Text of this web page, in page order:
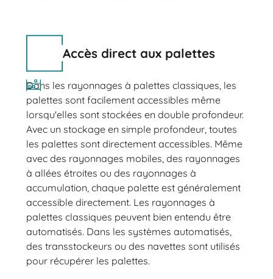
Accès direct aux palettes
Dans les rayonnages à palettes classiques, les
palettes sont facilement accessibles même
lorsqu'elles sont stockées en double profondeur.
Avec un stockage en simple profondeur, toutes
les palettes sont directement accessibles. Même
avec des rayonnages mobiles, des rayonnages
à allées étroites ou des rayonnages à
accumulation, chaque palette est généralement
accessible directement. Les rayonnages à
palettes classiques peuvent bien entendu être
automatisés. Dans les systèmes automatisés,
des transstockeurs ou des navettes sont utilisés
pour récupérer les palettes.